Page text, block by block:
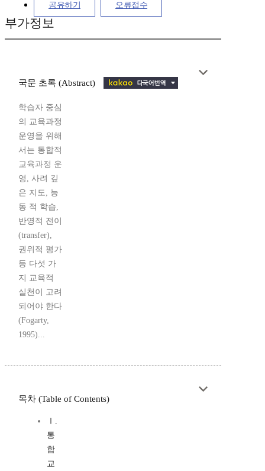
공유하기 오류접수
부가정보
국문 초록 (Abstract)
학습자 중심
의 교육과정
운영을 위해
서는 통합적
교육과정 운
영, 사려 깊
은 지도, 능
동 적 학습,
반영적 전이
(transfer),
권위적 평가
등 다섯 가
지 교육적
실천이 고려
되어야 한다
(Fogarty,
1995)...
목차 (Table of Contents)
Ⅰ.
통
합
교